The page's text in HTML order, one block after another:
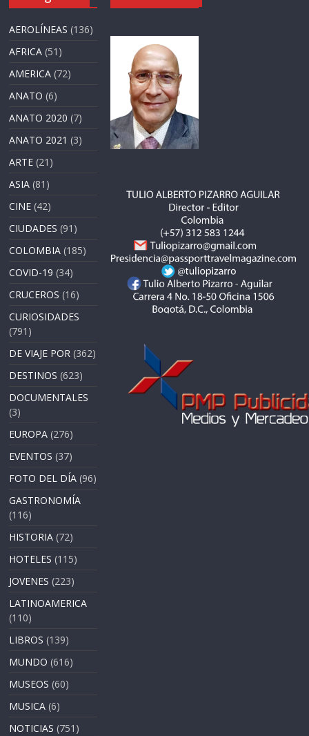
AEROLÍNEAS (136)
AFRICA (51)
AMERICA (72)
ANATO (6)
ANATO 2020 (7)
ANATO 2021 (3)
ARTE (21)
ASIA (81)
CINE (42)
CIUDADES (91)
COLOMBIA (185)
COVID-19 (34)
CRUCEROS (16)
CURIOSIDADES
(791)
DE VIAJE POR (362)
DESTINOS (623)
DOCUMENTALES
(3)
EUROPA (276)
EVENTOS (37)
FOTO DEL DÍA (96)
GASTRONOMÍA
(116)
HISTORIA (72)
HOTELES (115)
JOVENES (223)
LATINOAMERICA
(110)
LIBROS (139)
MUNDO (616)
MUSEOS (60)
MUSICA (6)
NOTICIAS (751)